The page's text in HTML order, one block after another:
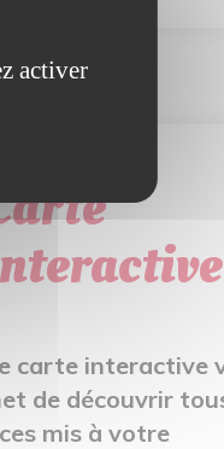
carte interactive
de découvrir
mis à votre
activer